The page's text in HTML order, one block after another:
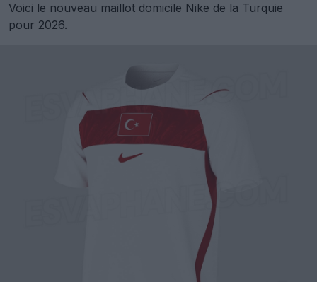
Voici le nouveau maillot domicile Nike de la Turquie
pour 2026.